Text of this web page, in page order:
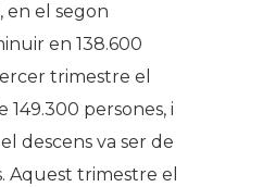
en el segon
en 138.600
trimestre el
149.300 persones, i
descens va ser de
Aquest trimestre el